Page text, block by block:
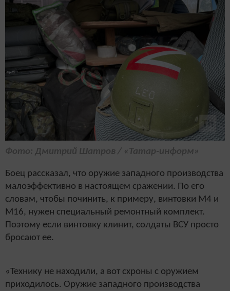
Фото: Дмитрий Шатров / «Татар-информ»
Боец рассказал, что оружие западного производства
малоэффективно в настоящем сражении. По его
словам, чтобы починить, к примеру, винтовки M4 и
M16, нужен специальный ремонтный комплект.
Поэтому если винтовку клинит, солдаты ВСУ просто
бросают ее.
«Технику не находили, а вот схроны с оружием
приходилось. Оружие западного производства